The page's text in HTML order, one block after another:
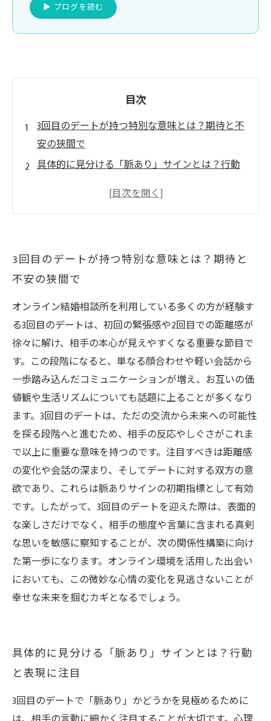
▶ ブログを読む
目次
3回目のデートが持つ特別な意味とは？期待と不
安の狭間で
具体的に見分ける「脈あり」サインとは？行動
的サインの見分け方
3回目デートで得られる確信を次に活かすための
ステップとは
3回目のデートが持つ特別な意味とは？期待と
不安の狭間で
オンライン結婚相談所を利用している多くの方が経験す
る3回目のデートは、初回の緊張感や2回目での距離感が
徐々に解け、相手の本心が見えやすくなる重要な節目で
す。この段階になると、単なる顔合わせや軽い会話から
一歩踏み込んだコミュニケーションが増え、お互いの価
値観や生活リズムについても話題に上ることが多くなり
ます。3回目のデートは、ただの交流から未来への可能性
を探る段階へと進むため、相手の反応やしぐさがこれま
で以上に重要な意味を持つのです。注目すべきは距離感
の変化や会話の深まり、そしてデートに対する双方の意
欲であり、これらは脈ありサインの初期指標として有効
です。したがって、3回目のデートを迎えた際は、表面的
な楽しさだけでなく、相手の態度や言葉に含まれる真剣
な思いを敏感に察知することが、次の関係性構築に向け
た第一歩になります。オンライン環境を活用した出会い
においても、この微妙な心情の変化を見逃さないことが
幸せな未来を掴むカギとなるでしょう。
具体的に見分ける「脈あり」サインとは？行動
と表現に注目
3回目のデートで「脈あり」かどうかを見極めるために